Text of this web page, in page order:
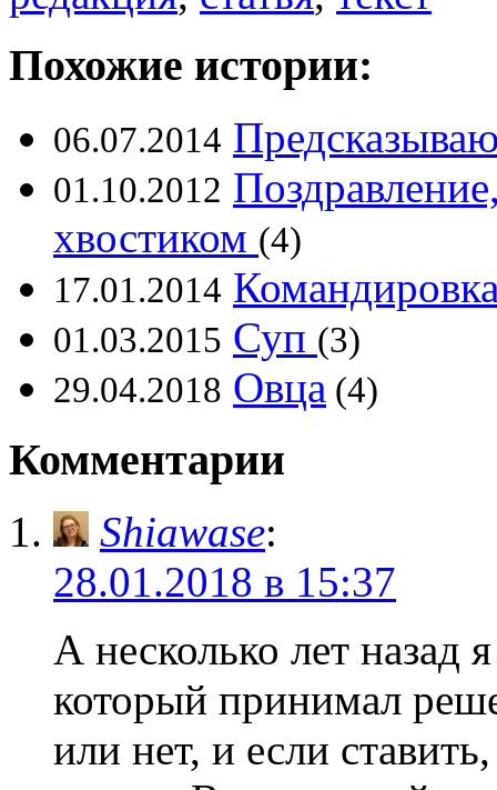
Похожие истории:
06.07.2014
01.10.2012
хвостиком (4)
17.01.2014
01.03.2015 Суп (3)
29.04.2018 Овца (4)
Комментарии
Shiawase:
28.01.2018 в 15:37
А несколько лет назад
который принимал
или нет, и если